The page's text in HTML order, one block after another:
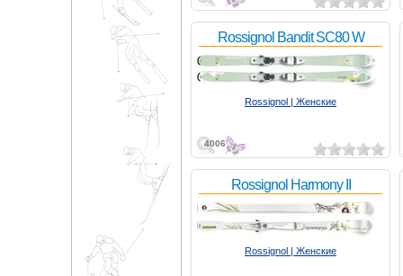
4006
Rossignol Bandit SC80 W
Rossignol | Женские
Rossignol Harmony II
Rossignol | Женские